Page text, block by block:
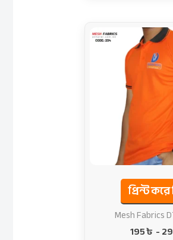
প্রিন্ট
Mesh Fabrics
195৳ -